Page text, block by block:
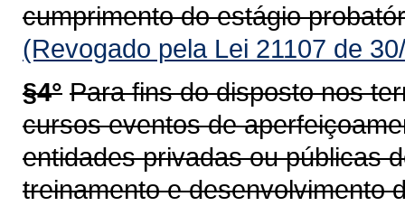
cumprimento do estágio
(Revogado pela Lei 21107 de
§4° Para fins do disposto nos
cursos eventos de
entidades privadas ou públicas
treinamento e desenvolvimento